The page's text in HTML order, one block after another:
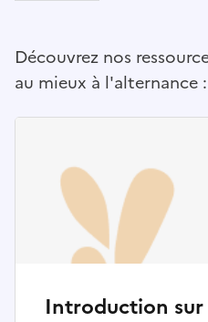
Découvrez nos
au mieux à l'alternance :
Introduction